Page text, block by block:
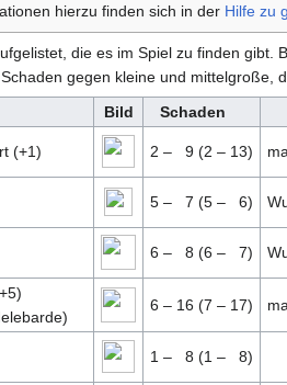
hierzu finden sich in der Hilfe zu
die es im Spiel zu finden
gegen kleine und mittelgroße,
Bild Schaden
(+1) 2 – 9 (2 – 13)
5 – 7 (5 – 6)
6 – 8 (6 – 7)
6 – 16 (7 – 17)
1 – 8 (1 – 8)